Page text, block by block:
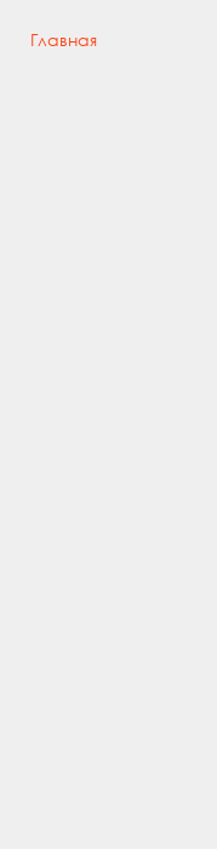
Главная